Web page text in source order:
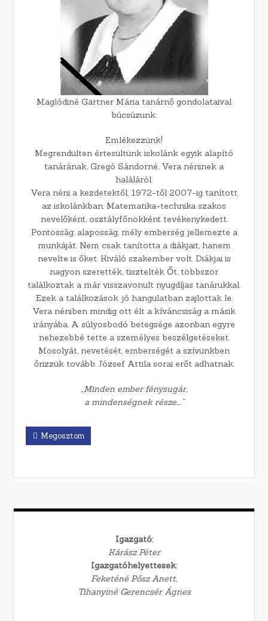
Maglódiné Gärtner Mária tanárnő gondolataival
búcsúzunk:
Emlékezzünk!
Megrendülten értesültünk iskolánk egyik alapító
tanárának, Gregó Sándorné, Vera néninek a
haláláról.
Vera néni a kezdetektől, 1972-től 2007-ig tanított
az iskolánkban. Matematika-technika szakos
nevelőként, osztályfőnökként tevékenykedett.
Pontosság, alaposság, mély emberség jellemezte a
munkáját. Nem csak tanította a diákjait, hanem
nevelte is őket. Kiváló szakember volt. Diákjai is
nagyon szerették, tisztelték Őt, többször
találkoztak a már visszavonult nyugdíjas tanárukkal.
Ezek a találkozások jó hangulatban zajlottak le.
Vera néniben mindig ott élt a kíváncsiság a másik
irányába. A súlyosbodó betegsége azonban egyre
nehezebbé tette a személyes beszélgetéseket.
Mosolyát, nevetését, emberségét a szívünkben
őrizzük tovább. József Attila sorai erőt adhatnak.
„Minden ember fénysugár,
a mindenségnek része….”
Megosztom
Igazgató:
Kárász Péter
Igazgatóhelyettesek:
Feketéné Pősz Anett,
Tihanyiné Gerencsér Ágnes